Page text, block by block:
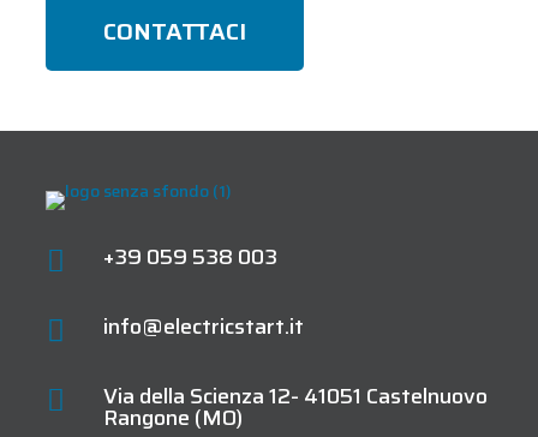
CONTATTACI
 +39 059 538 003
 info@electricstart.it
 Via della Scienza 12- 41051 Castelnuovo
Rangone (MO)